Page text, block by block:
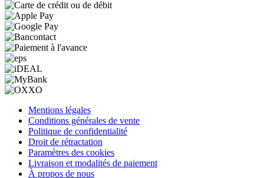
Mentions légales
Conditions générales de vente
Politique de confidentialité
Droit de rétractation
Paramètres des cookies
Livraison et modalités de paiement
À propos de nous